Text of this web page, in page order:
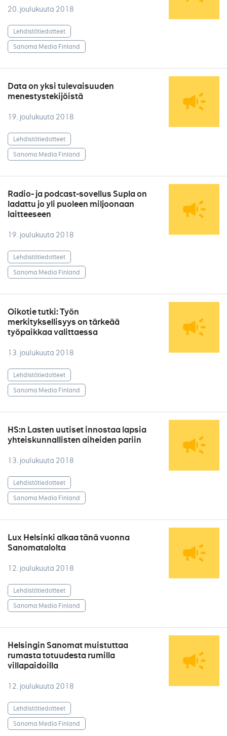
20. joulukuuta 2018
Lehdistötiedotteet
Sanoma Media Finland
Data on yksi tulevaisuuden
menestystekijöistä
19. joulukuuta 2018
Lehdistötiedotteet
Sanoma Media Finland
Radio- ja podcast-sovellus Supla on
ladattu jo yli puoleen miljoonaan
laitteeseen
19. joulukuuta 2018
Lehdistötiedotteet
Sanoma Media Finland
Oikotie tutki: Työn
merkityksellisyys on tärkeää
työpaikkaa valittaessa
13. joulukuuta 2018
Lehdistötiedotteet
Sanoma Media Finland
HS:n Lasten uutiset innostaa lapsia
yhteiskunnallisten aiheiden pariin
13. joulukuuta 2018
Lehdistötiedotteet
Sanoma Media Finland
Lux Helsinki alkaa tänä vuonna
Sanomatalolta
12. joulukuuta 2018
Lehdistötiedotteet
Sanoma Media Finland
Helsingin Sanomat muistuttaa
rumasta totuudesta rumilla
villapaidoilla
12. joulukuuta 2018
Lehdistötiedotteet
Sanoma Media Finland